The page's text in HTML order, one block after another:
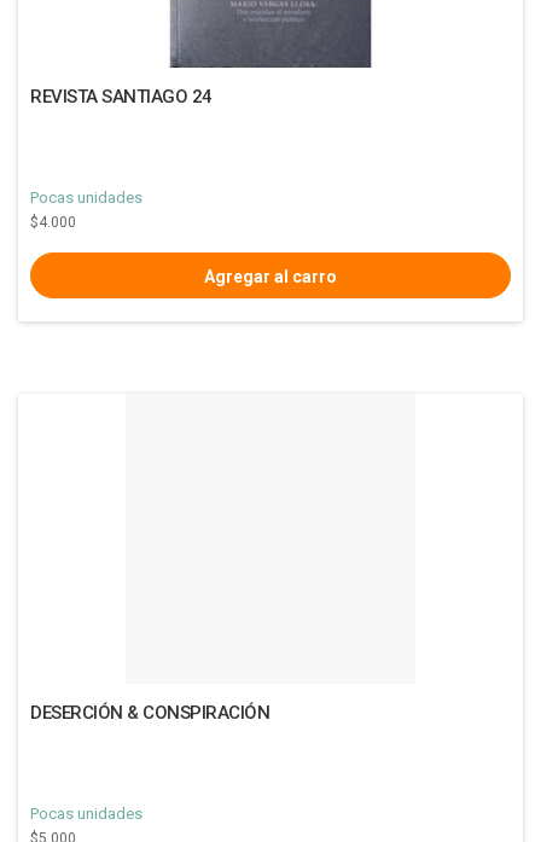
REVISTA SANTIAGO 24
Pocas unidades
$4.000
DESERCIÓN & CONSPIRACIÓN
Pocas unidades
$5.000